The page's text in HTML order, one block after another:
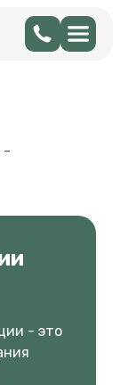
-
- это